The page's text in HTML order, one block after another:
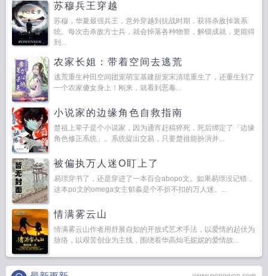
苏穆兵王穿越
苏穆，华夏最强兵王，意外穿越到抗战时期，获得杀敌掉装系
统。每次击杀敌方士兵，就会掉落各种物资，解锁成就，更能得
到...
农家长姐：带着空间去逃荒
逃荒重生种田空间团宠萌宝基建甜宠宋清瑶重生了，还重生到了
一个农家傻女身上！刚来，就看到恶毒...
小说家的边缘角色自救指南
楚祖上辈子是个小说家，因为通宵赶稿猝死，死后绑定了「边缘
角色修正系统」。系统提出交易，只要楚祖能扮演并...
被偏执万人迷O盯上了
易璟穿书了，还是穿进了一本百合abopo文。如果易璟没记错，
这本po文的omega女主郁淼是个不折不扣的万人迷。...
情满雾云山
情满雾云山作者用舒展自如的开放式艺术手法，以爱情的起伏为
脉络，以艰苦创业为主线，围绕着华高灿毛妮妮的爱情故...